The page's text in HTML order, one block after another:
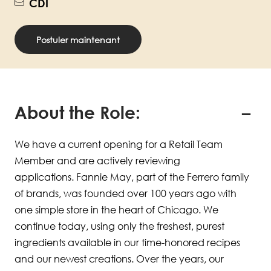
CDI
Postuler maintenant
About the Role:
We have a current opening for a Retail Team
Member and are actively reviewing
applications. Fannie May, part of the Ferrero family
of brands, was founded over 100 years ago with
one simple store in the heart of Chicago. We
continue today, using only the freshest, purest
ingredients available in our time-honored recipes
and our newest creations. Over the years, our